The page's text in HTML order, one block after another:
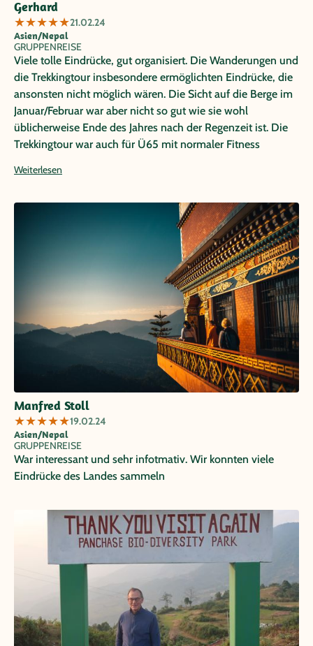
Gerhard
★★★★★21.02.24
Asien/Nepal
GRUPPENREISE
Viele tolle Eindrücke, gut organisiert. Die Wanderungen und
die Trekkingtour insbesondere ermöglichten Eindrücke, die
ansonsten nicht möglich wären. Die Sicht auf die Berge im
Januar/Februar war aber nicht so gut wie sie wohl
üblicherweise Ende des Jahres nach der Regenzeit ist. Die
Trekkingtour war auch für Ü65 mit normaler Fitness
und der Fahrer Dev Tamang werden auch für andere
Weiterlesen
Manfred Stoll
★★★★★19.02.24
Asien/Nepal
GRUPPENREISE
War interessant und sehr infotmativ. Wir konnten viele
Eindrücke des Landes sammeln